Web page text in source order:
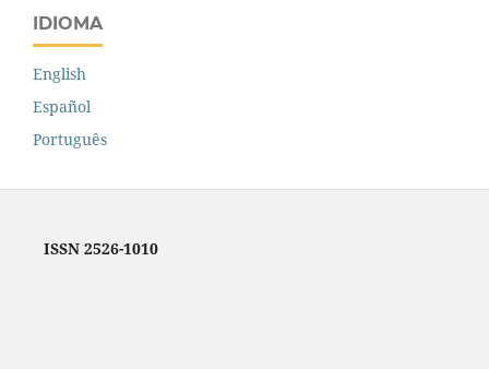
IDIOMA
English
Español
Português
ISSN 2526-1010